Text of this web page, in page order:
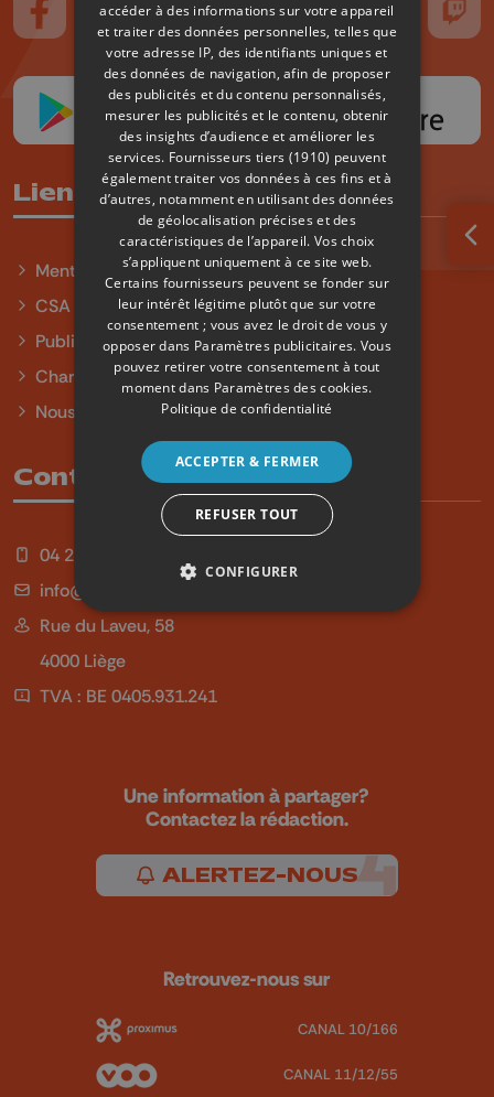
Suivez-nous sur FaceBook
Suivez-nous sur Instagram
Suivez-nous sur TikTokSuivez-nous sur YouTube
Suivez-nous
Liens utiles
Mentions légales
CSA
Publicité
Charte sur l'égalité et la diversité
Nous contacter
Contact
04 254 99 99
info@qu4tre.be
Rue du Laveu, 58
4000 Liège
TVA : BE 0405.931.241
Une information à partager?
Contactez la rédaction.
ALERTEZ-NOUS
Retrouvez-nous sur
CANAL 10/166
CANAL 11/12/55
accéder à des informations sur votre appareil
et traiter des données personnelles, telles que
votre adresse IP, des identifiants uniques et
des données de navigation, afin de proposer
des publicités et du contenu personnalisés,
mesurer les publicités et le contenu, obtenir
des insights d’audience et améliorer les
services. Fournisseurs tiers (1910) peuvent
également traiter vos données à ces fins et à
d’autres, notamment en utilisant des données
de géolocalisation précises et des
caractéristiques de l’appareil. Vos choix
s’appliquent uniquement à ce site web.
Certains fournisseurs peuvent se fonder sur
leur intérêt légitime plutôt que sur votre
consentement ; vous avez le droit de vous y
opposer dans Paramètres publicitaires. Vous
pouvez retirer votre consentement à tout
moment dans Paramètres des cookies.
Politique de confidentialité
ACCEPTER & FERMER
REFUSER TOUT
CONFIGURER